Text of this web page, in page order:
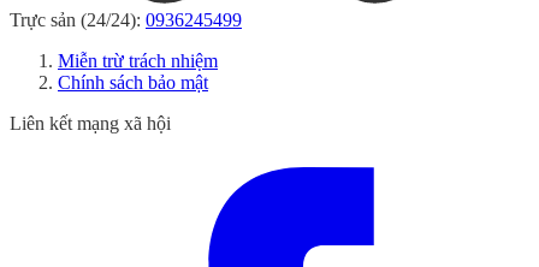
Trực sản (24/24): 0936245499
Miễn trừ trách nhiệm
Chính sách bảo mật
Liên kết mạng xã hội